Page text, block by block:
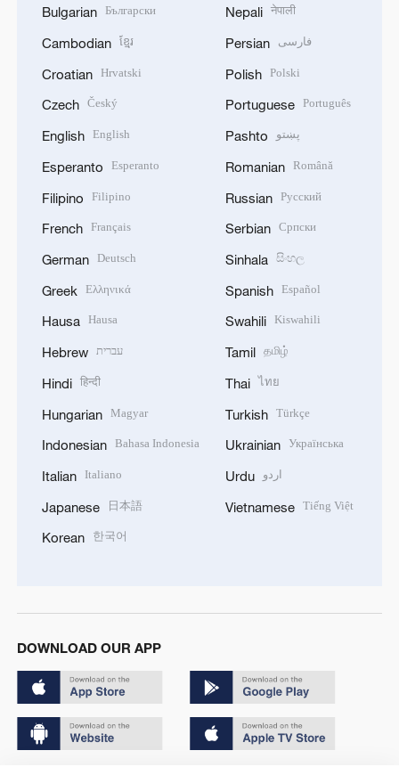
Bulgarian Български
Cambodian ខ្មែរ
Croatian Hrvatski
Czech Český
English English
Esperanto Esperanto
Filipino Filipino
French Français
German Deutsch
Greek Ελληνικά
Hausa Hausa
Hebrew עברית
Hindi हिन्दी
Hungarian Magyar
Indonesian Bahasa Indonesia
Italian Italiano
Japanese 日本語
Korean 한국어
Nepali नेपाली
Persian فارسی
Polish Polski
Portuguese Português
Pashto پښتو
Romanian Română
Russian Русский
Serbian Српски
Sinhala සිංහල
Spanish Español
Swahili Kiswahili
Tamil தமிழ்
Thai ไทย
Turkish Türkçe
Ukrainian Українська
Urdu اردو
Vietnamese Tiếng Việt
DOWNLOAD OUR APP